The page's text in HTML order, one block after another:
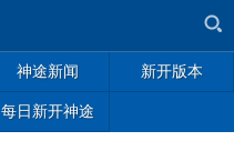
神途新闻 新开版本
每日新开神途